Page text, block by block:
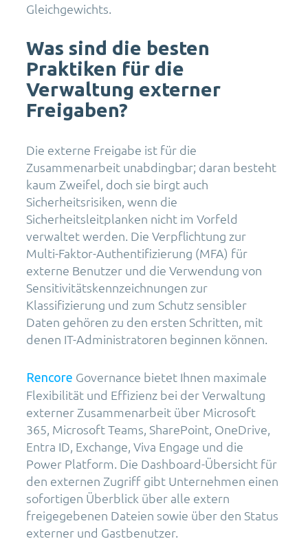
Gleichgewichts.
Was sind die besten
Praktiken für die
Verwaltung externer
Freigaben?
Die externe Freigabe ist für die
Zusammenarbeit unabdingbar; daran besteht
kaum Zweifel, doch sie birgt auch
Sicherheitsrisiken, wenn die
Sicherheitsleitplanken nicht im Vorfeld
verwaltet werden. Die Verpflichtung zur
Multi-Faktor-Authentifizierung (MFA) für
externe Benutzer und die Verwendung von
Sensitivitätskennzeichnungen zur
Klassifizierung und zum Schutz sensibler
Daten gehören zu den ersten Schritten, mit
denen IT-Administratoren beginnen können.
Rencore Governance bietet Ihnen maximale
Flexibilität und Effizienz bei der Verwaltung
externer Zusammenarbeit über Microsoft
365, Microsoft Teams, SharePoint, OneDrive,
Entra ID, Exchange, Viva Engage und die
Power Platform. Die Dashboard-Übersicht für
den externen Zugriff gibt Unternehmen einen
sofortigen Überblick über alle extern
freigegebenen Dateien sowie über den Status
externer und Gastbenutzer.